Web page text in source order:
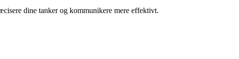
dine tanker og kommunikere mere effektivt.